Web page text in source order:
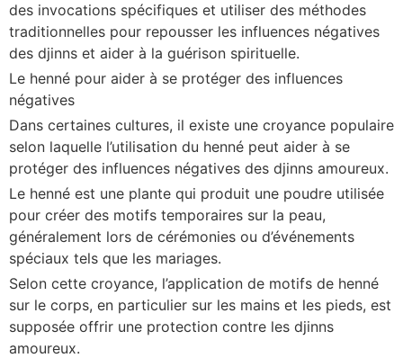
des invocations spécifiques et utiliser des méthodes
traditionnelles pour repousser les influences négatives
des djinns et aider à la guérison spirituelle.
Le henné pour aider à se protéger des influences
négatives
Dans certaines cultures, il existe une croyance populaire
selon laquelle l’utilisation du henné peut aider à se
protéger des influences négatives des djinns amoureux.
Le henné est une plante qui produit une poudre utilisée
pour créer des motifs temporaires sur la peau,
généralement lors de cérémonies ou d’événements
spéciaux tels que les mariages.
Selon cette croyance, l’application de motifs de henné
sur le corps, en particulier sur les mains et les pieds, est
supposée offrir une protection contre les djinns
amoureux.